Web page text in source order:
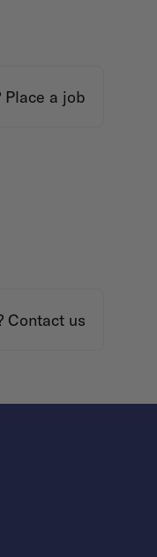
Place a job
Contact us